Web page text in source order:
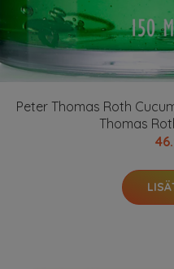
Peter Thomas Roth
Thomas